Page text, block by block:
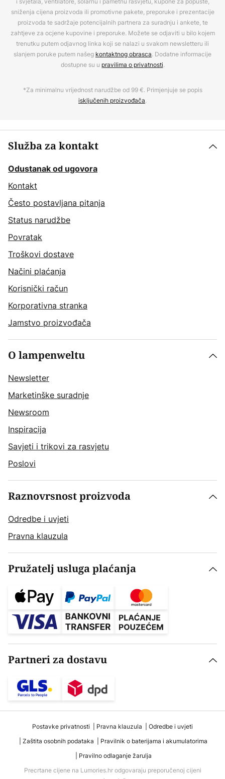
sniženja cijena proizvoda ili promotivne pakete, preporuke i prezentacije
proizvoda te sadržaje potencijalnih partnera za suradnju i ankete, te
zahtjeve za ocjene kupovine i preporuke. Možete se odjaviti u bilo kojem
trenutku putem odjavnog linka koji se nalazi u svakom newsletteru ili
slanjem poruke putem našeg kontaktnog obrasca. Dodatne informacije
dostupne su u pravilima o privatnosti.
*Za minimalnu vrijednost narudžbe od 99 €. Primjenjuje se popis
isključenih proizvođača.
Služba za kontakt
Odustanak od ugovora
Kontakt
Često postavljana pitanja
Status narudžbe
Povratak
Troškovi dostave
Načini plaćanja
Korisnički račun
Korporativna stranka
Jamstvo proizvođača
O lampenweltu
Newsletter
Marketinške suradnje
Newsroom
Inspiracija
Savjeti i trikovi za rasvjetu
Poslovi
Raznovrsnost proizvoda
Odredbe i uvjeti
Pravna klauzula
Pružatelj usluga plaćanja
Partneri za dostavu
Postavke privatnosti Pravna klauzula
Odredbe i uvjeti
Zaštita osobnih podataka
Pravilnik o baterijama i akumulatorima
Pravilno odlaganje žarulja
Precrtane cijene na Lumories.hr odgovaraju preporučenoj cijeni